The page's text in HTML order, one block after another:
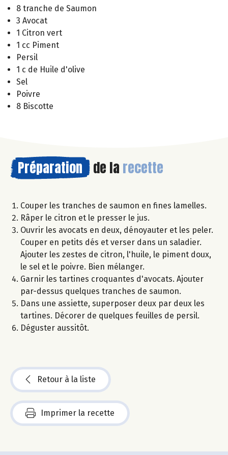
8 tranche de Saumon
3 Avocat
1 Citron vert
1 cc Piment
Persil
1 c de Huile d'olive
Sel
Poivre
8 Biscotte
Préparation de la recette
Couper les tranches de saumon en fines lamelles.
Râper le citron et le presser le jus.
Ouvrir les avocats en deux, dénoyauter et les peler.
Couper en petits dés et verser dans un saladier.
Ajouter les zestes de citron, l'huile, le piment doux,
le sel et le poivre. Bien mélanger.
Garnir les tartines croquantes d'avocats. Ajouter
par-dessus quelques tranches de saumon.
Dans une assiette, superposer deux par deux les
tartines. Décorer de quelques feuilles de persil.
Déguster aussitôt.
Retour à la liste
Imprimer la recette